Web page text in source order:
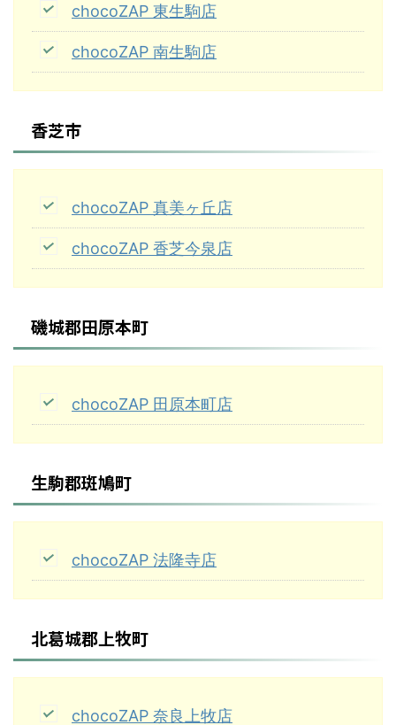
chocoZAP 東生駒店
chocoZAP 南生駒店
香芝市
chocoZAP 真美ヶ丘店
chocoZAP 香芝今泉店
磯城郡田原本町
chocoZAP 田原本町店
生駒郡斑鳩町
chocoZAP 法隆寺店
北葛城郡上牧町
chocoZAP 奈良上牧店